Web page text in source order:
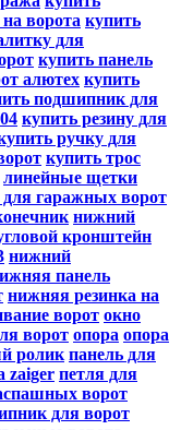
ворота купить
для
купить панель
алютех купить
подшипник для
купить резину для
ручку для
купить трос
линейные щетки
для гаражных ворот
нижний
кронштейн
нижний
панель
нижняя резинка на
ворот окно
ворот опора опора
ролик панель для
zaiger петля для
ворот
для ворот